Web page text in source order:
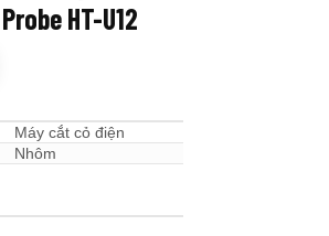
HT-U12
Máy cắt cỏ điện
Nhôm